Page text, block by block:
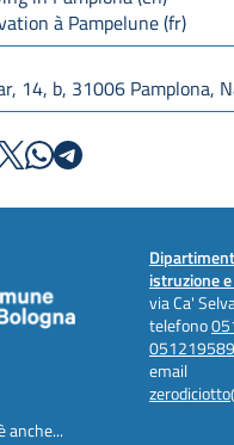
à Pampelune (fr)
14, b, 31006 Pamplona,
istruzione
via Ca'
telefono
email
anche...